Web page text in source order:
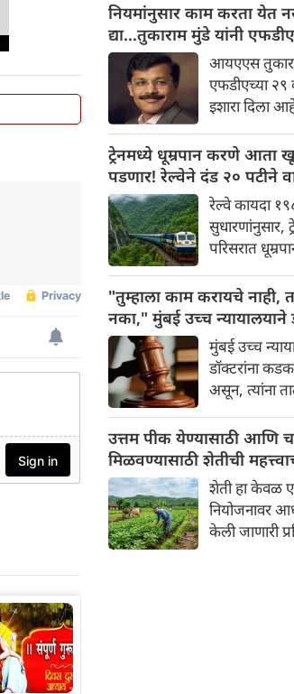
कडक
जाणारे तुकाराम
चर्चेत आले
प्रशासन
स्वीकारल्यानंतर
शिस्त लागू
आहे.
नियमांनुसार काम करता येत
द्या…तुकाराम मुंडे यांनी
कर्मचाऱ्यांना थेट इशारा
आयएएस
एफडीएच्या २९
इशारा दिला
विरोधात
भूमिका घेतली
ट्रेनमध्ये धूम्रपान करणे आता
पडणार! रेल्वेने दंड २० पटीने
₹२,००० केला
रेल्वे कायदा
सुधारणांनुसार,
परिसरात
पर्यंत
जप्त करण्याची
आली आहे.
"तुम्हाला काम करायचे नाही,
नका," मुंबई उच्च न्यायालयाने
फटकारले; संप तात्काळ मागे
मुंबई उच्च
डॉक्टरांना
असून, त्यांना
न्यायालयाने
तुम्हाला काम
पगारही घेऊ
उत्तम पीक येण्यासाठी आणि
मिळवण्यासाठी शेतीची
शेती हा केवळ
नियोजनावर
केली जाणारी